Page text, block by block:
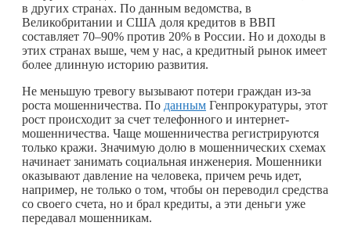
в других странах. По данным ведомства, в
Великобритании и США доля кредитов в ВВП
составляет 70–90% против 20% в России. Но и доходы в
этих странах выше, чем у нас, а кредитный рынок имеет
более длинную историю развития.
Не меньшую тревогу вызывают потери граждан из-за
роста мошенничества. По данным Генпрокуратуры, этот
рост происходит за счет телефонного и интернет-
мошенничества. Чаще мошенничества регистрируются
только кражи. Значимую долю в мошеннических схемах
начинает занимать социальная инженерия. Мошенники
оказывают давление на человека, причем речь идет,
например, не только о том, чтобы он переводил средства
со своего счета, но и брал кредиты, а эти деньги уже
передавал мошенникам.